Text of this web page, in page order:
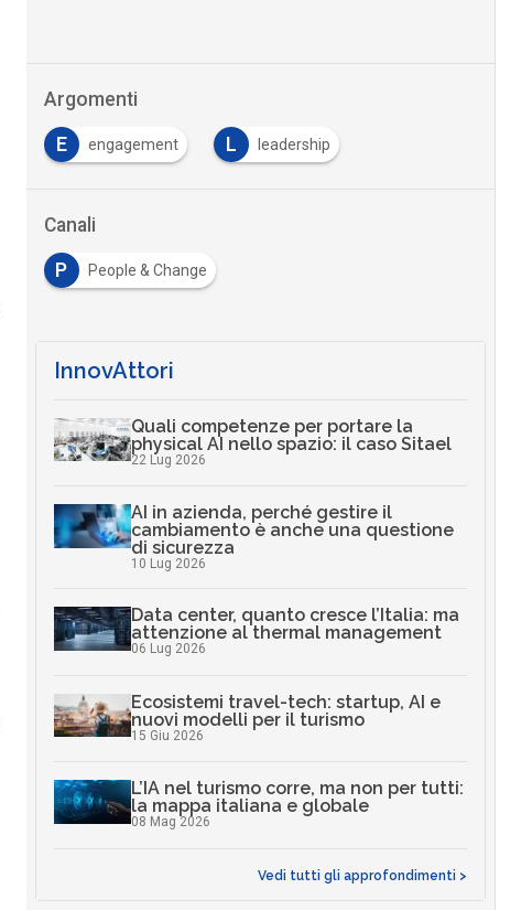
Argomenti
E engagement L leadership
Canali
P People & Change
InnovAttori
Quali competenze per portare la
physical AI nello spazio: il caso Sitael
22 Lug 2026
AI in azienda, perché gestire il
cambiamento è anche una questione
di sicurezza
10 Lug 2026
Data center, quanto cresce l’Italia: ma
attenzione al thermal management
06 Lug 2026
Ecosistemi travel-tech: startup, AI e
nuovi modelli per il turismo
15 Giu 2026
L’IA nel turismo corre, ma non per tutti:
la mappa italiana e globale
08 Mag 2026
Vedi tutti gli approfondimenti >